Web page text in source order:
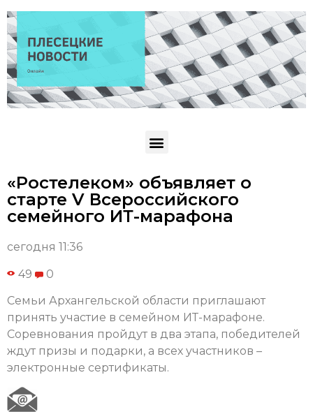
«Ростелеком» объявляет о
старте V Всероссийского
семейного ИТ-марафона
сегодня 11:36
49 0
Семьи Архангельской области приглашают
принять участие в семейном ИТ-марафоне.
Соревнования пройдут в два этапа, победителей
ждут призы и подарки, а всех участников –
электронные сертификаты.